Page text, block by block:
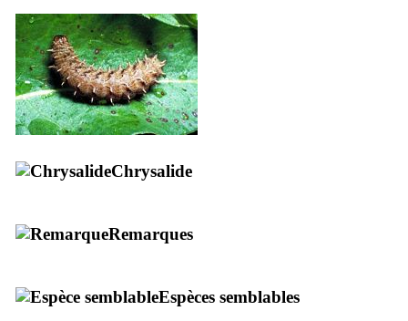
Chrysalide
Remarques
Espèces semblables